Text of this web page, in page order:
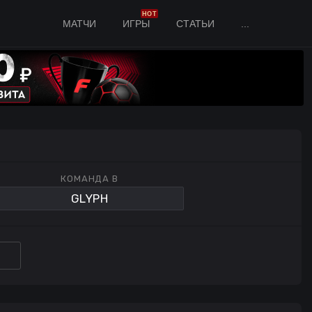
МАТЧИ ИГРЫ
HOT
СТАТЬИ
КОМАНДА B